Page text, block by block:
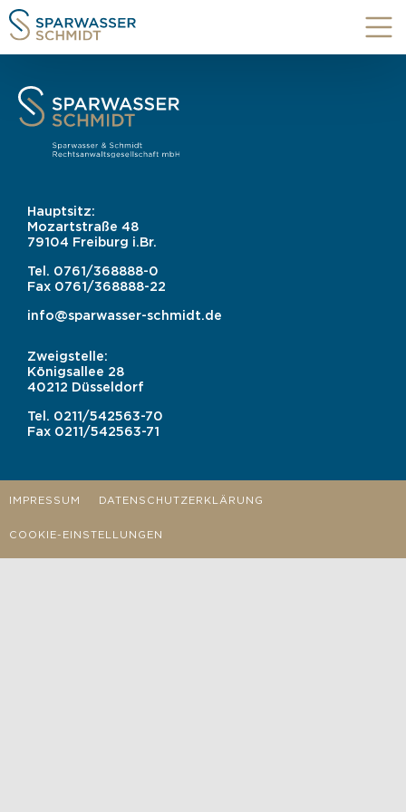
Hauptsitz:
Mozartstraße 48
79104 Freiburg i.Br.
Tel. 0761/368888-0
Fax 0761/368888-22
info@sparwasser-schmidt.de
Zweigstelle:
Königsallee 28
40212 Düsseldorf
Tel. 0211/542563-70
Fax 0211/542563-71
IMPRESSUM DATENSCHUTZERKLÄRUNG
COOKIE-EINSTELLUNGEN